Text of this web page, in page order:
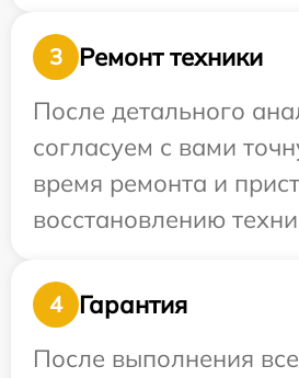
3
Ремонт техники
После детального
согласуем с вами
время ремонта и
восстановлению
4
Гарантия
После выполнения